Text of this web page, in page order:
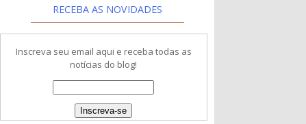
RECEBA AS NOVIDADES
Inscreva seu email aqui e receba todas as
notícias do blog!